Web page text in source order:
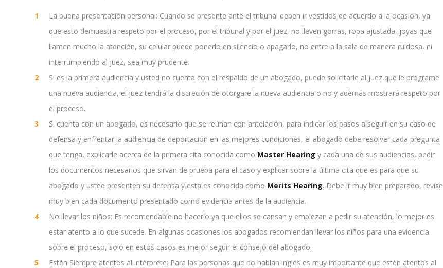
La buena presentación personal: Cuando se presente ante el tribunal deben ir vestidos de acuerdo a la ocasión, ya
que esto demuestra respeto por el proceso, por el tribunal y por el juez, no lleven gorras, ropa ajustada, joyas que
llamen mucho la atención, su celular puede ponerlo en silencio o apagarlo, no entre a la sala de manera ruidosa, ni
interrumpiendo al juez, sea muy prudente.
Si es la primera audiencia y usted no cuenta con el respaldo de un abogado, puede solicitarle al juez que le programe
una nueva audiencia, el juez tendrá la discreción de otorgare la nueva audiencia o no y además mostrará respeto por
el proceso.
Si cuenta con un abogado, es necesario que se reúnan con antelación, para indicar los pasos a seguir en su caso de
defensa y enfrentar la audiencia de deportación en las mejores condiciones, el abogado debe resolver cada pregunta
que tenga, explicarle acerca de la primera cita conocida como Master Hearing y cada una de sus audiencias, pedir
los documentos necesarios que sirvan de prueba para el caso y explicar sobre la última cita que es para que su
abogado y usted presenten su defensa y esta es conocida como Merits Hearing. Debe ir muy bien preparado, revise
muy bien cada documento presentado como evidencia antes de la audiencia.
No llevar los niños: Es recomendable no hacerlo ya que ellos se cansan y empiezan a pedir su atención, lo mejor es
estar atento a lo que sucede. En algunas ocasiones los abogados recomiendan llevar los niños para una evidencia
sobre el proceso, solo en estos casos es mejor seguir el consejo del abogado.
Estén Siempre atentos al intérprete: Para las personas que no hablan inglés es muy importante que estén atentos al